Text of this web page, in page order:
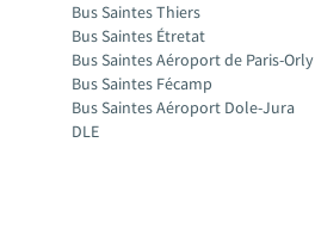
Bus Saintes Thiers
Bus Saintes Étretat
Bus Saintes Aéroport de Paris-Orly
Bus Saintes Fécamp
Bus Saintes Aéroport Dole-Jura
DLE